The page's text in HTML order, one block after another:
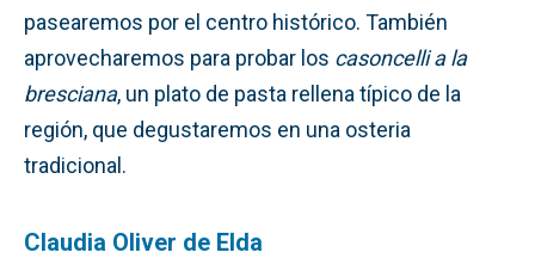
pasearemos por el centro histórico. También
aprovecharemos para probar los casoncelli a la
bresciana, un plato de pasta rellena típico de la
región, que degustaremos en una osteria
tradicional.
Claudia Oliver de Elda